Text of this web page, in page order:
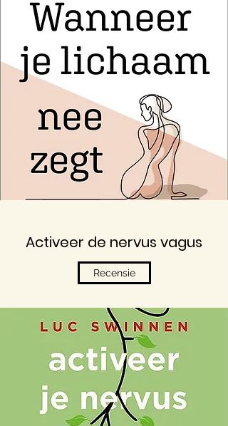
Activeer de nervus vagus
Recensie